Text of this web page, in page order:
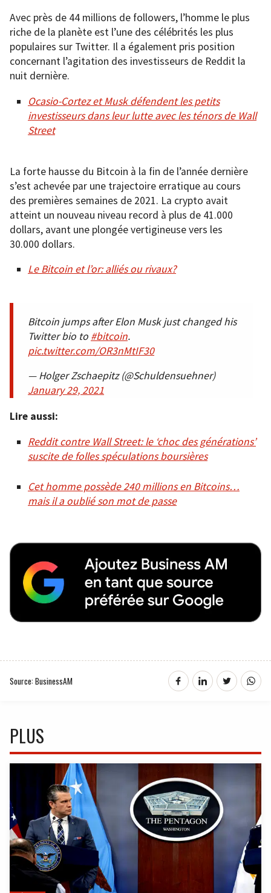
Avec près de 44 millions de followers, l’homme le plus
riche de la planète est l’une des célébrités les plus
populaires sur Twitter. Il a également pris position
concernant l’agitation des investisseurs de Reddit la
nuit dernière.
Ocasio-Cortez et Musk défendent les petits
investisseurs dans leur lutte avec les ténors de Wall
Street
La forte hausse du Bitcoin à la fin de l’année dernière
s’est achevée par une trajectoire erratique au cours
des premières semaines de 2021. La crypto avait
atteint un nouveau niveau record à plus de 41.000
dollars, avant une plongée vertigineuse vers les
30.000 dollars.
Le Bitcoin et l’or: alliés ou rivaux?
Bitcoin jumps after Elon Musk just changed his
Twitter bio to #bitcoin.
pic.twitter.com/OR3nMtIF30
— Holger Zschaepitz (@Schuldensuehner)
January 29, 2021
Lire aussi:
Reddit contre Wall Street: le ‘choc des générations’
suscite de folles spéculations boursières
Cet homme possède 240 millions en Bitcoins…
mais il a oublié son mot de passe
Source: BusinessAM
PLUS